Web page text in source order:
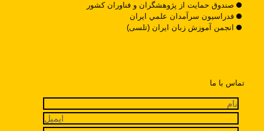
صندوق حمايت از پژوهشگران و فناوران کشور
فدراسيون سرآمدان علمي ايران
انجمن آموزش زبان ایران (تلسی)
تماس با ما